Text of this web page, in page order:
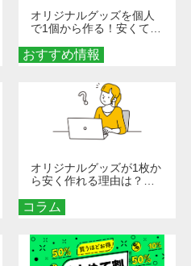
おすすめ情報
オリジナルグッズを個人
で1個から作る！安くて簡
秘訣
コラム
オリジナルグッズが1枚か
ら安く作れる理由は？オ
とメリットを解説